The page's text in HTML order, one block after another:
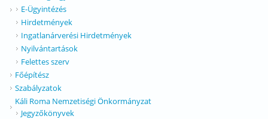
E-Ügyintézés
Hirdetmények
Ingatlanárverési Hirdetmények
Nyilvántartások
Felettes szerv
Főépítész
Szabályzatok
Káli Roma Nemzetiségi Önkormányzat
Jegyzőkönyvek